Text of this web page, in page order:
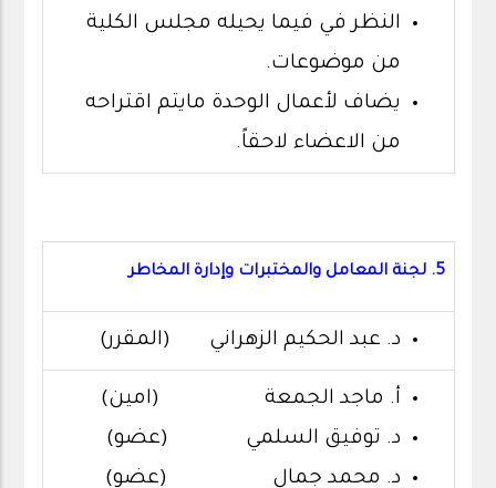
النظر في فيما يحيله مجلس الكلية
من موضوعات.
يضاف لأعمال الوحدة مايتم اقتراحه
من الاعضاء لاحقاً.
5. لجنة المعامل والمختبرات وإدارة المخاطر
د. عبد الحكيم الزهراني (المقرر)
أ. ماجد الجمعة (امين)
د. توفيق السلمي (عضو)
د. محمد جمال (عضو)